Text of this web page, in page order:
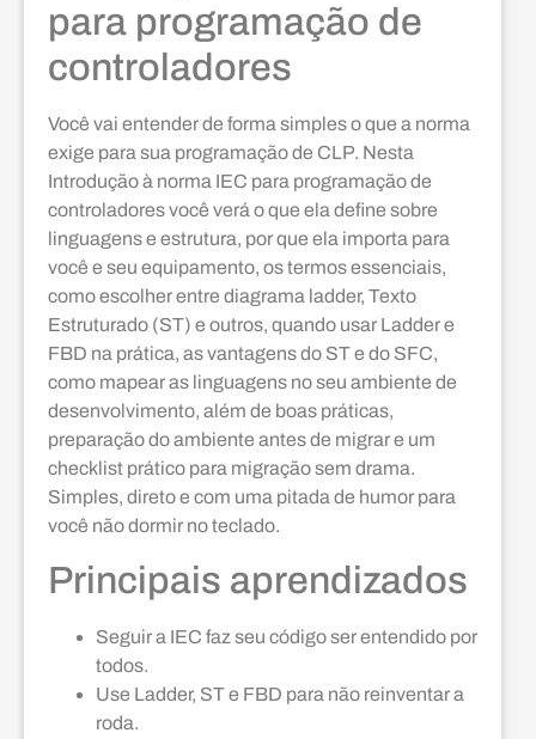
para programação de
controladores
Você vai entender de forma simples o que a norma
exige para sua programação de CLP. Nesta
Introdução à norma IEC para programação de
controladores você verá o que ela define sobre
linguagens e estrutura, por que ela importa para
você e seu equipamento, os termos essenciais,
como escolher entre diagrama ladder, Texto
Estruturado (ST) e outros, quando usar Ladder e
FBD na prática, as vantagens do ST e do SFC,
como mapear as linguagens no seu ambiente de
desenvolvimento, além de boas práticas,
preparação do ambiente antes de migrar e um
checklist prático para migração sem drama.
Simples, direto e com uma pitada de humor para
você não dormir no teclado.
Principais aprendizados
Seguir a IEC faz seu código ser entendido por
todos.
Use Ladder, ST e FBD para não reinventar a
roda.